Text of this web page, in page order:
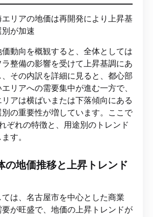
動向を概観すると、全体としては
整備の影響を受けて上昇基調にあ
、その内訳を詳細に見ると、都心部
リアへの需要集中が進む一方で、
アは横ばいまたは下落傾向にある
の重要性が増しています。ここで
ぞれの特徴と、用途別のトレンド
す。
の地価推移と上昇トレンド
は、名古屋市を中心とした商業
が旺盛で、地価の上昇トレンドが